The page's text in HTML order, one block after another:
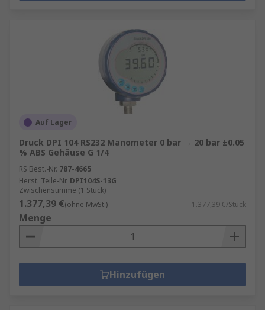
Auf Lager
Druck DPI 104 RS232 Manometer 0 bar → 20 bar ±0.05
% ABS Gehäuse G 1/4
RS Best.-Nr. 787-4665
Herst. Teile-Nr. DPI104S-13G
Zwischensumme (1 Stück)
1.377,39 €(ohne MwSt.) 1.377,39 €/Stück
Menge
Hinzufügen